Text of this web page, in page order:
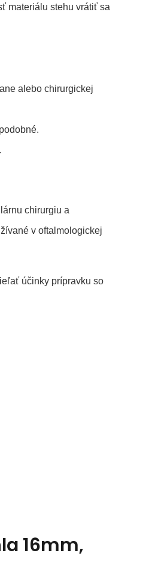
materiálu stehu vrátiť sa
alebo chirurgickej
chirurgiu a
v oftalmologickej
účinky prípravku so
16mm,